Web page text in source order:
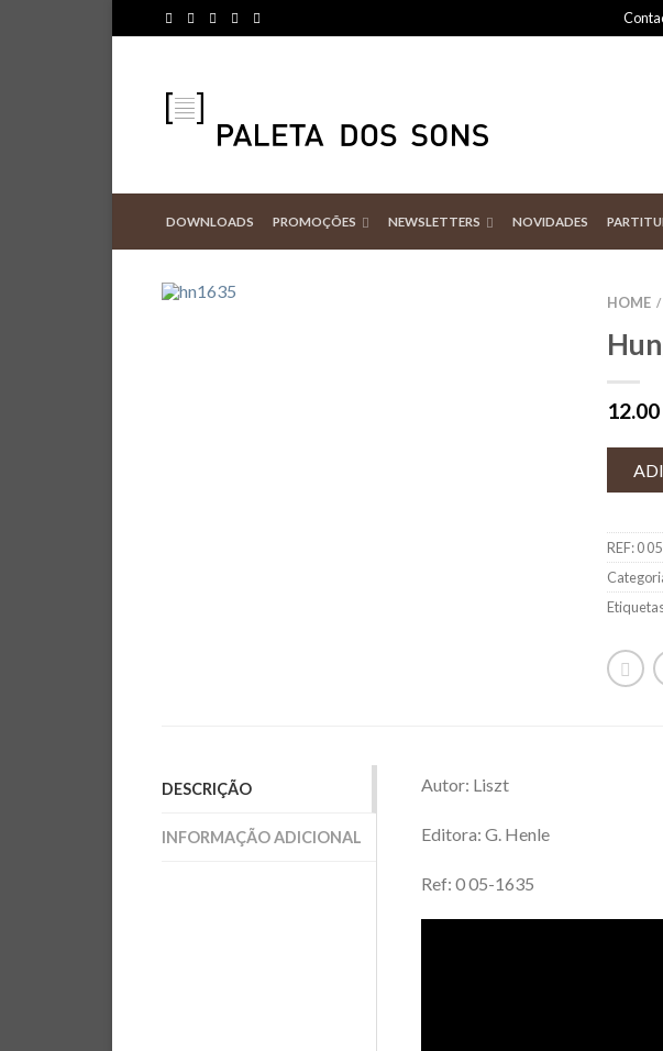
DOWNLOADS PROMOÇÕES NEWSLETTERS NOVIDADES
HOME /
12.00
REF:0
DESCRIÇÃO
INFORMAÇÃO ADICIONAL
Autor: Liszt
Editora: G. Henle
Ref: 0 05-1635